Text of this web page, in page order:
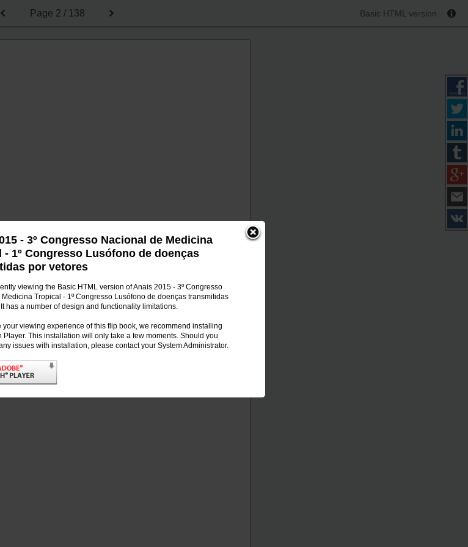
- 3º Congresso Nacional de Medicina
- 1º Congresso Lusófono de doenças
por vetores
viewing the Basic HTML version of Anais 2015 - 3º Congresso
Medicina Tropical - 1º Congresso Lusófono de doenças transmitidas
has a number of design and functionality limitations.
your viewing experience of this flip book, we recommend installing
Player. This installation will only take a few moments. Should you
issues with installation, please contact your System Administrator.
Page 2 / 138 Basic HTML version
porVetores